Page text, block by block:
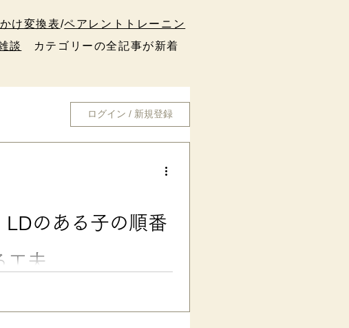
け変換表/ペアレントトレーニン
談
カテゴリーの全記事が新着
ログイン / 新規登録
のある子の順番
工夫
これ見て！」「ぶえーん、兄ちゃん